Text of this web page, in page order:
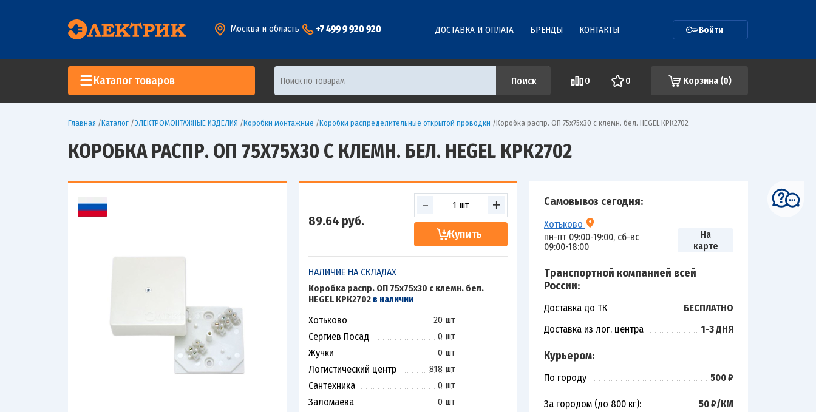
Москва и область +7 499 9 920 920 ДОСТАВКА И ОПЛАТА БРЕНДЫ КОНТАКТЫ Войти
Каталог товаров 0 0 Корзина (0)
Главная /Каталог /ЭЛЕКТРОМОНТАЖНЫЕ ИЗДЕЛИЯ /Коробки монтажные /Коробки распределительные открытой проводки /Коробка распр. ОП 75х75х30 с клемн. бел. HEGEL КРК2702
КОРОБКА РАСПР. ОП 75Х75Х30 С КЛЕМН. БЕЛ. HEGEL КРК2702
89.64 руб.
- +
Купить
НАЛИЧИЕ НА СКЛАДАХ
Коробка распр. ОП 75х75х30 с клемн. бел.
HEGEL КРК2702 в наличии
Хотьково 20 шт
Сергиев Посад 0 шт
Жучки 0 шт
Логистический центр 818 шт
Сантехника 0 шт
Заломаева 0 шт
Самовывоз сегодня:
Хотьково
пн-пт 09:00-19:00, сб-вс
09:00-18:00
На
карте
Транспортной компанией всей
России:
Доставка до ТК
БЕСПЛАТНО
Доставка из лог. центра
1-3 ДНЯ
Курьером:
По городу 500 ₽
За городом (до 800 кг): 50 ₽/КМ